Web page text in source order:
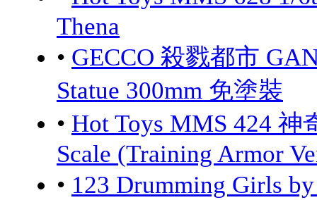
Thena
• GECCO 殺戮都市
Statue 300mm 免塗裝
• Hot Toys MMS 424 神
Scale (Training Armor
• 123 Drumming Girls